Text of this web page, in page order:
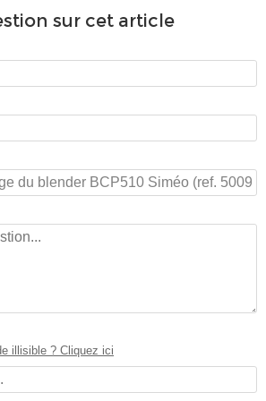
sur cet article
illisible ? Cliquez ici